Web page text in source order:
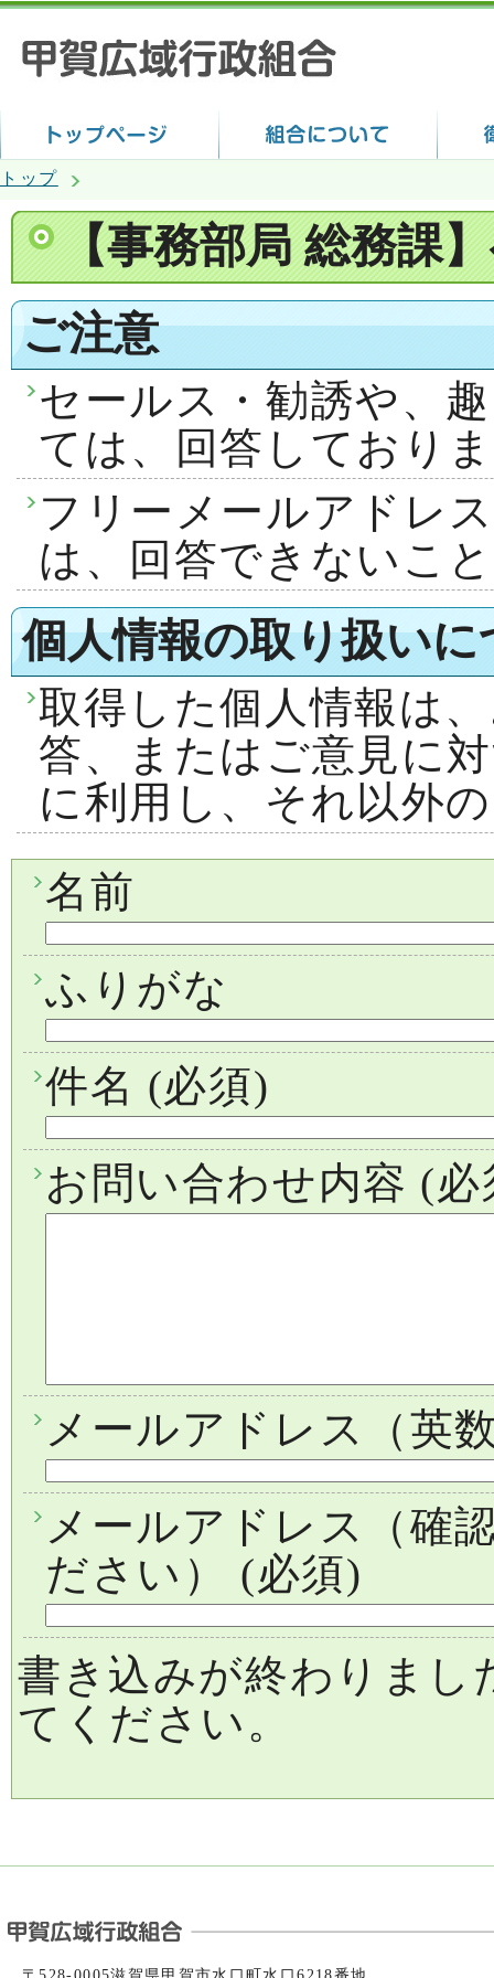
トップ
【事務部局 総務課
ご注意
セールス・勧誘や、
ては、回答しており
フリーメールアドレ
は、回答できないこ
個人情報の取り扱いに
取得した個人情報は
答、またはご意見に
に利用し、それ以外
名前
ふりがな
件名 (必須)
お問い合わせ内容 (必
メールアドレス（英
メールアドレス（確
ださい）
(必須)
書き込みが終わりまし
てください。